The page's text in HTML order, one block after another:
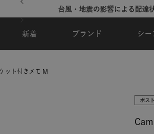
台風・地震の影響による配達
新着 ブランド シー
ット付きメモ M
ポス